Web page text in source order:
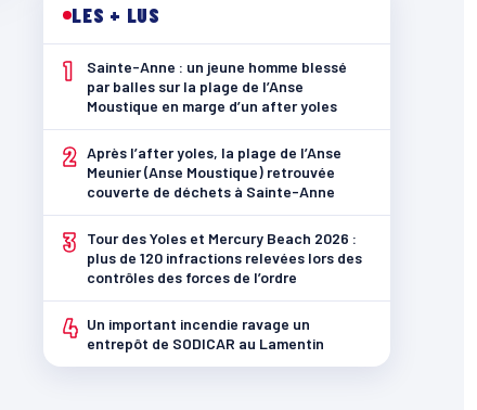
LES + LUS
1
Sainte-Anne : un jeune homme blessé
par balles sur la plage de l’Anse
Moustique en marge d’un after yoles
2 Après l’after yoles, la plage de l’Anse
Meunier (Anse Moustique) retrouvée
couverte de déchets à Sainte-Anne
3
Tour des Yoles et Mercury Beach 2026 :
plus de 120 infractions relevées lors des
contrôles des forces de l’ordre
4 Un important incendie ravage un
entrepôt de SODICAR au Lamentin